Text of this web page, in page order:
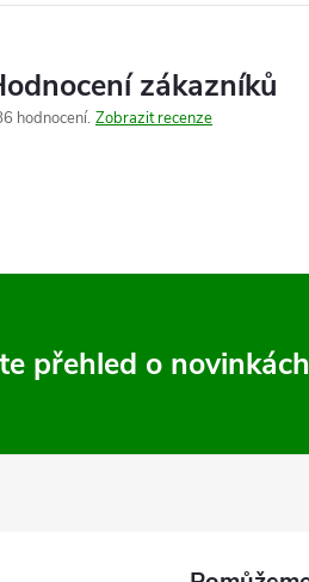
zákazníků
hodnocení Zobrazit recenze
přehled o novinkách